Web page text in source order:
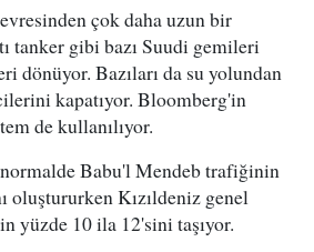
çok daha uzun bir
tanker gibi bazı Suudi gemileri
dönüyor. Bazıları da su yolundan
kapatıyor. Bloomberg'in
de kullanılıyor.
Babu'l Mendeb trafiğinin
oluştururken Kızıldeniz genel
yüzde 10 ila 12'sini taşıyor.